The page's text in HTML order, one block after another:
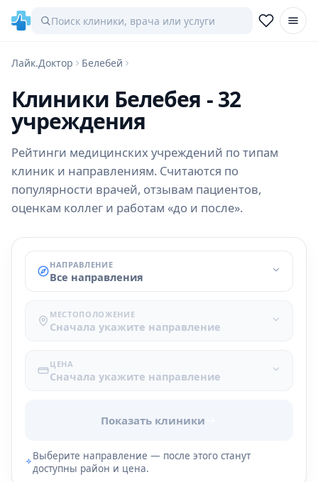
Лайк.Доктор Белебей
Клиники Белебея - 32
учреждения
Рейтинги медицинских учреждений по типам
клиник и направлениям. Считаются по
популярности врачей, отзывам пациентов,
оценкам коллег и работам «до и после».
НАПРАВЛЕНИЕ
Все направления
МЕСТОПОЛОЖЕНИЕ
Сначала укажите направление
ЦЕНА
Сначала укажите направление
Показать клиники
Выберите направление — после этого станут
доступны район и цена.